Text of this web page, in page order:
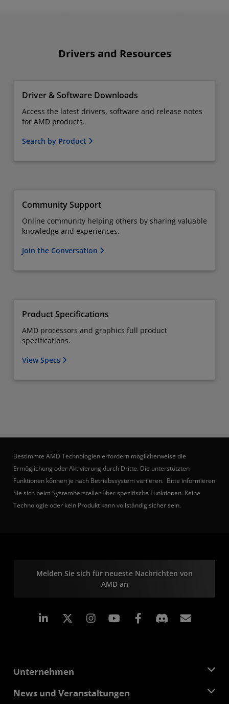
Drivers and Resources
Driver & Software Downloads
Access the latest drivers, software and release notes
for AMD products.
Search by Product
Community Support
Online community helping others by sharing valuable
knowledge and experiences.
Join the Conversation
Product Specifications
AMD processors and graphics full product
specifications.
View Specs
Bestimmte AMD Technologien erfordern möglicherweise die
Ermöglichung oder Aktivierung durch Dritte. Die unterstützten
Funktionen können je nach Betriebssystem variieren. Bitte informieren
Sie sich beim Systemhersteller über spezifische Funktionen. Keine
Technologie oder kein Produkt kann vollständig sicher sein.
Melden Sie sich für neueste Nachrichten von
AMD an
LinkedIn Instagram Facebook
Unternehmen
Über AMD
News und Veranstaltungen